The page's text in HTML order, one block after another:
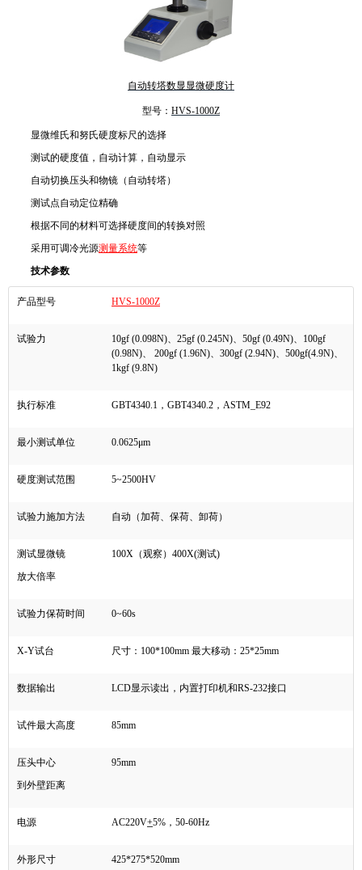
自动转塔数显显微硬度计
型号： HVS-1000Z
显微维氏和努氏硬度标尺的选择
测试的硬度值，自动计算，自动显示
自动切换压头和物镜（自动转塔）
测试点自动定位精确
根据不同的材料可选择硬度间的转换对照
采用可调冷光源测量系统等
技术参数
产品型号 HVS-1000Z
试验力 10gf (0.098N)、 25gf (0.245N)、 50gf (0.49N)、 100gf
(0.98N)、 200gf (1.96N)、 300gf (2.94N)、 500gf(4.9N)、
1kgf (9.8N)
执行标准 GBT4340.1 ， GBT4340.2 ， ASTM_E92
最小测试单位 0.0625μm
硬度测试范围 5~2500HV
试验力施加方法 自动（加荷、保荷、卸荷）
测试显微镜
放大倍率
100X （观察） 400X(测试)
试验力保荷时间 0~60s
X-Y试台 尺寸： 100*100mm 最大移动： 25*25mm
数据输出 LCD显示读出，内置打印机和RS-232接口
试件最大高度 85mm
压头中心
到外壁距离
95mm
电源 AC220V+5% ， 50-60Hz
外形尺寸 425*275*520mm